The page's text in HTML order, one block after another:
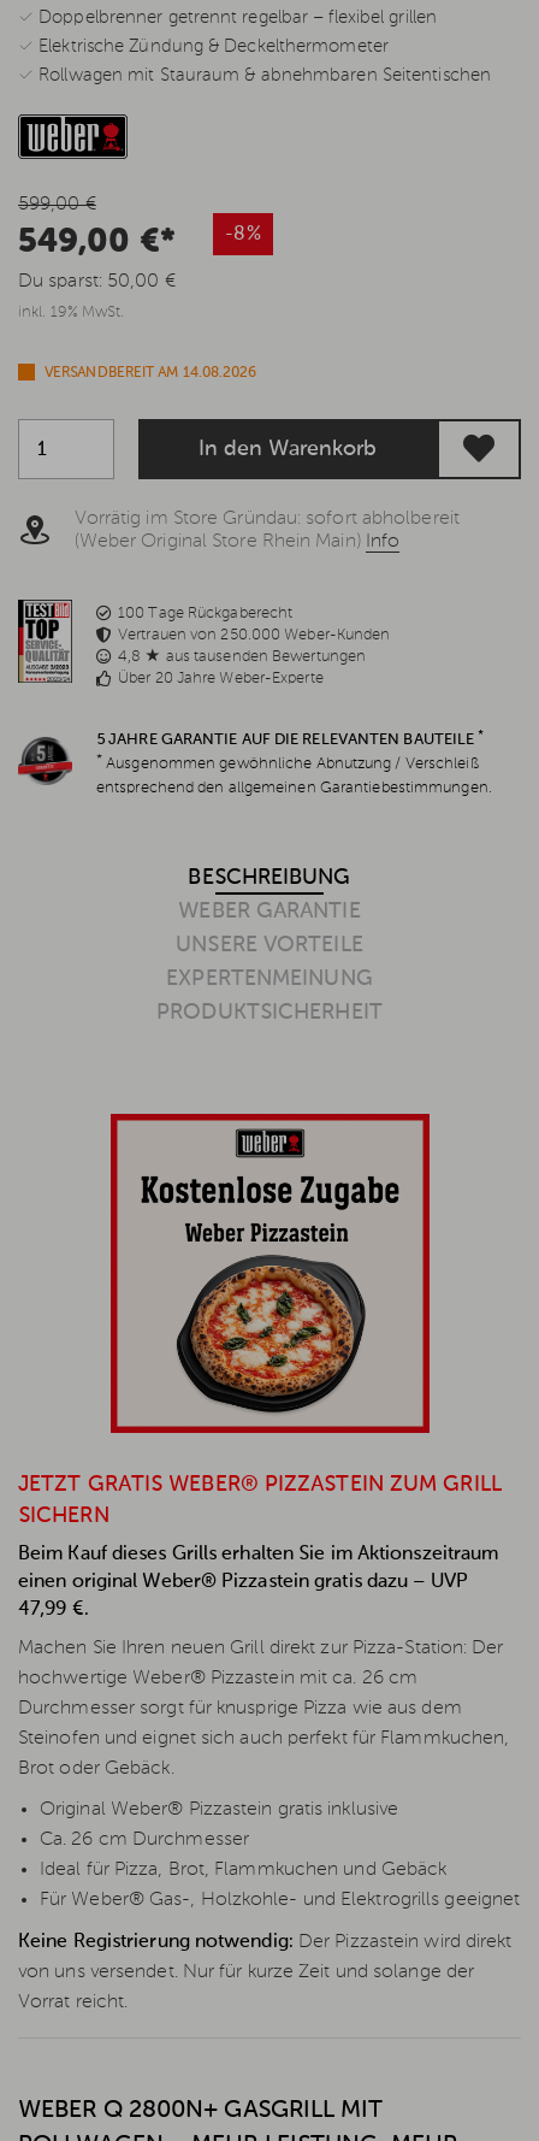
✓ Doppelbrenner getrennt regelbar – flexibel grillen
✓ Elektrische Zündung & Deckelthermometer
✓ Rollwagen mit Stauraum & abnehmbaren Seitentischen
599,00 €
549,00 €* -8%
Du sparst: 50,00 €
inkl. 19% MwSt.
VERSANDBEREIT AM 14.08.2026
In den Warenkorb
Vorrätig im Store Gründau: sofort abholbereit
(Weber Original Store Rhein Main) Info
100 Tage Rückgaberecht
Vertrauen von 250.000 Weber-Kunden
4,8 ★ aus tausenden Bewertungen
Über 20 Jahre Weber-Experte
5 JAHRE GARANTIE AUF DIE RELEVANTEN BAUTEILE *
* Ausgenommen gewöhnliche Abnutzung / Verschleiß
entsprechend den allgemeinen Garantiebestimmungen.
BESCHREIBUNG
WEBER GARANTIE
UNSERE VORTEILE
EXPERTENMEINUNG
PRODUKTSICHERHEIT
JETZT GRATIS WEBER® PIZZASTEIN ZUM GRILL
SICHERN
Beim Kauf dieses Grills erhalten Sie im Aktionszeitraum
einen original Weber® Pizzastein gratis dazu – UVP
47,99 €.
Machen Sie Ihren neuen Grill direkt zur Pizza-Station: Der
hochwertige Weber® Pizzastein mit ca. 26 cm
Durchmesser sorgt für knusprige Pizza wie aus dem
Steinofen und eignet sich auch perfekt für Flammkuchen,
Brot oder Gebäck.
Original Weber® Pizzastein gratis inklusive
Ca. 26 cm Durchmesser
Ideal für Pizza, Brot, Flammkuchen und Gebäck
Für Weber® Gas-, Holzkohle- und Elektrogrills geeignet
Keine Registrierung notwendig: Der Pizzastein wird direkt
von uns versendet. Nur für kurze Zeit und solange der
Vorrat reicht.
WEBER Q 2800N+ GASGRILL MIT